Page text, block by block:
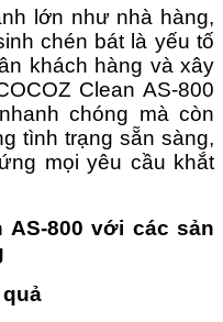
lớn như nhà hàng,
chén bát là yếu tố
khách hàng và xây
Clean AS-800
chóng mà còn
tình trạng sẵn sàng,
mọi yêu cầu khắt
AS-800 với các sản